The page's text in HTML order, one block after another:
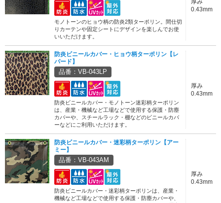
モノトーンのヒョウ柄の防炎2類ターポリン。間仕切
りカーテンや固定シートにデザインを楽しんでお使
いいただけます。
厚み
0.43mm
防炎ビニールカバー・ヒョウ柄ターポリン【レ
パード】
品番：VB-043LP
防炎ビニールカバー・モノトーン迷彩柄ターポリン
は、産業・機械など工場などで使用する保護・防塵
カバーや、スチールラック・棚などのビニールカバ
ーなどにご利用いただけます。
厚み
0.43mm
防炎ビニールカバー・迷彩柄ターポリン【アー
ミー】
品番：VB-043AM
防炎ビニールカバー・迷彩柄ターポリンは、産業・
機械など工場などで使用する保護・防塵カバーや、
厚み
0.43mm